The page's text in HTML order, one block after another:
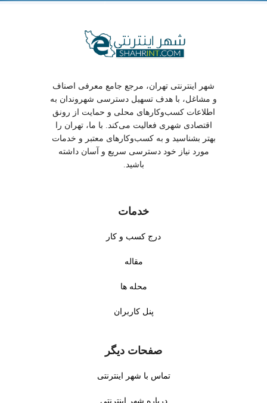
شهر اینترنتی تهران، مرجع جامع معرفی اصناف
و مشاغل، با هدف تسهیل دسترسی شهروندان به
اطلاعات کسب‌وکارهای محلی و حمایت از رونق
اقتصادی شهری فعالیت می‌کند. با ما، تهران را
بهتر بشناسید و به کسب‌وکارهای معتبر و خدمات
مورد نیاز خود دسترسی سریع و آسان داشته
باشید.
خدمات
درج کسب و کار
مقاله
محله ها
پنل کاربران
صفحات دیگر
تماس با شهر اینترنتی
درباره شهر اینترنتی